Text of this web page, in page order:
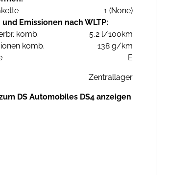
1 (None)
Emissionen nach WLTP:
komb.
5,2 l/100km
komb.
138 g/km
E
Zentrallager
DS Automobiles DS4 anzeigen